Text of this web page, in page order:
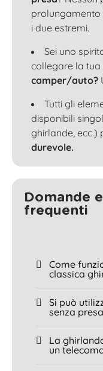
prolungamento
i due estremi.
Sei uno
collegare la
camper/auto?
Tutti gli
disponibili
ghirlande, ecc.)
durevole.
Domande
frequenti
Come
classica
Si può
senza
La
un